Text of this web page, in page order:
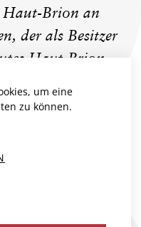
Haut-Brion an
der als Besitzer
Haut-Brion
Managers
sowohl das
und die
erstrahlten.
wurden die
um eine
zu können.